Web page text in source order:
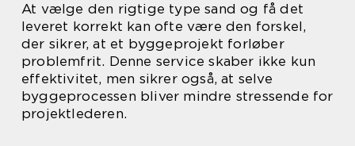
At vælge den rigtige type sand og få det
leveret korrekt kan ofte være den forskel,
der sikrer, at et byggeprojekt forløber
problemfrit. Denne service skaber ikke kun
effektivitet, men sikrer også, at selve
byggeprocessen bliver mindre stressende for
projektlederen.